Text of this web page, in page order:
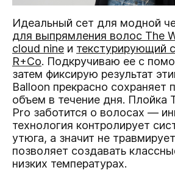
Идеальный сет для модной
для выпрямления волос The
cloud nine и текстурирующий
R+Co. Подкручиваю ее с
затем фиксирую результат
Balloon прекрасно сохраняет
объем в течение дня. Плойка
Pro заботится о волосах —
технология контролирует
утюга, а значит не
позволяет создавать
низких температурах.